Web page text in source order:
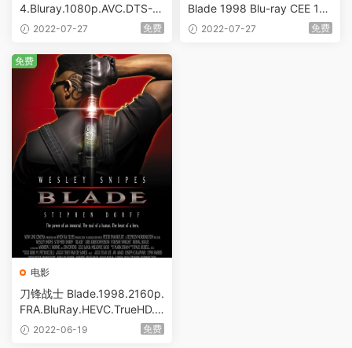
4.Bluray.1080p.AVC.DTS-H
DMA5.1 [BDMV 16.73GB]
2022-07-27 免费
Blade 1998 Blu-ray CEE 10
80p AVC DTS-HD MA 5.1 [B
2022-07-27 免费
电影
刀锋战士 Blade.1998.2160p.
FRA.BluRay.HEVC.TrueHD.7.
1 [BDMV 84.29GB]
2022-06-19 免费
免费